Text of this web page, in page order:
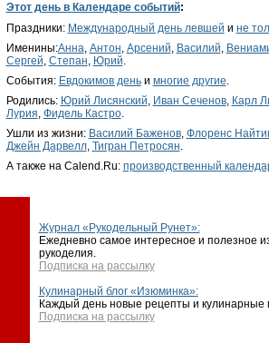
Этот день в Календаре событий:
Праздники: Международный день левшей и не
Именины:Анна, Антон, Арсений, Василий,
Сергей, Степан, Юрий.
События: Евдокимов деньи многие другие.
Родились: Юрий Лисянский, Иван Сеченов, Карл
Лурия, Фидель Кастро.
Ушли из жизни: Василий Баженов, Флоренс
Джейн Дарвелл, Тигран Петросян.
А также на Calend.Ru: производственный
Журнал «Рукодельный Рунет»:
Ежедневно самое интересное и полезное
рукоделия.
Подписка на рассылку
Кулинарный блог «Изюминка»:
Каждый день новые рецепты и кулинарные
Подписка на рассылку